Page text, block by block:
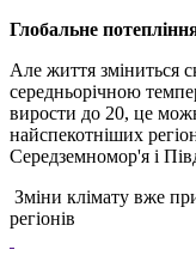
Глобальне
Але життя зміниться
середньорічною
вирости до 20, це
найспекотніших
Середземномор'я і
Зміни клімату вже
регіонів